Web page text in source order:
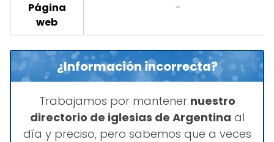
Página
web
-
¿Información incorrecta?
Trabajamos por mantener nuestro
directorio de iglesias de Argentina al
día y preciso, pero sabemos que a veces